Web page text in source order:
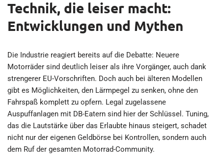
Technik, die leiser macht:
Entwicklungen und Mythen
Die Industrie reagiert bereits auf die Debatte: Neuere
Motorräder sind deutlich leiser als ihre Vorgänger, auch dank
strengerer EU-Vorschriften. Doch auch bei älteren Modellen
gibt es Möglichkeiten, den Lärmpegel zu senken, ohne den
Fahrspaß komplett zu opfern. Legal zugelassene
Auspuffanlagen mit DB-Eatern sind hier der Schlüssel. Tuning,
das die Lautstärke über das Erlaubte hinaus steigert, schadet
nicht nur der eigenen Geldbörse bei Kontrollen, sondern auch
dem Ruf der gesamten Motorrad-Community.